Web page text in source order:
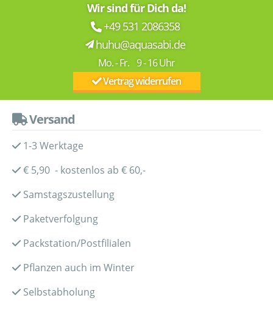
Wir sind für Dich da!
+49 531 2086358
huhu@aquasabi.de
Mo. - Fr. 9 - 16 Uhr
Vertrag widerrufen
Versand
1-3 Werktage
€ 5,90 - kostenlos ab € 60,-
Samstagszustellung
Paketverfolgung
Packstation/Postfilialen
Pflanzen auch im Winter
Selbstabholung